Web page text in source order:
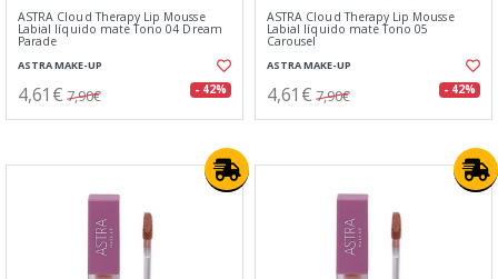
ASTRA Cloud Therapy Lip Mousse
Labial líquido mate Tono 04 Dream
Parade
ASTRA MAKE-UP
4,61€ 7,90€ - 42%
ASTRA Cloud Therapy Lip Mousse
Labial líquido mate Tono 05
Carousel
ASTRA MAKE-UP
4,61€ 7,90€ - 42%